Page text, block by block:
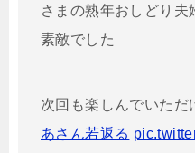
さまの熟年おしどり
素敵でした
次回も楽しんでいただ
あさん若返る